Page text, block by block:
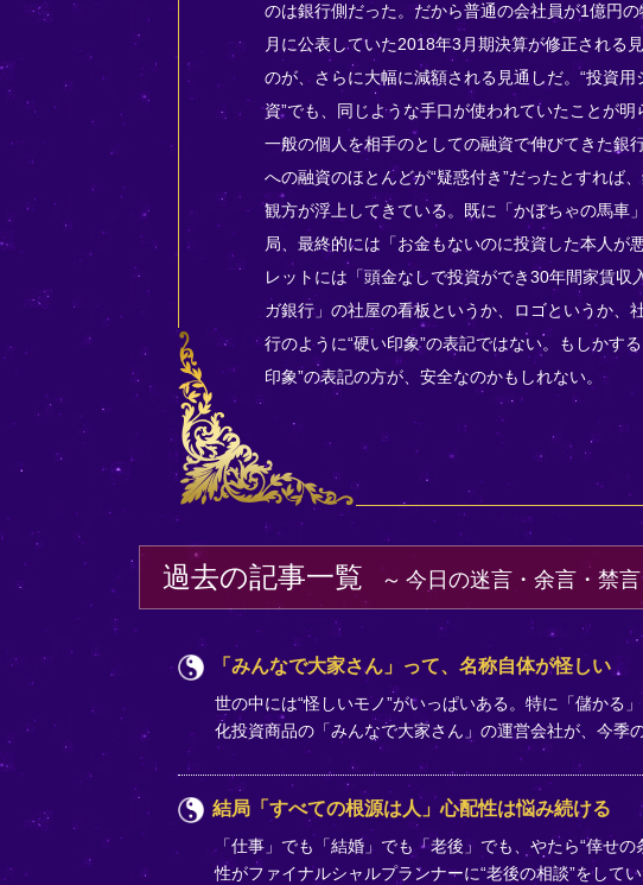
のは銀行側だった。だから普通の会社員が1億円
月に公表していた2018年3月期決算が修正される
のが、さらに大幅に減額される見通しだ。“投資
資”でも、同じような手口が使われていたことが
一般の個人を相手のとしての融資で伸びてきた銀
への融資のほとんどが“疑惑付き”だったとすれば
観方が浮上してきている。既に「かぼちゃの馬車
局、最終的には「お金もないのに投資した本人が
レットには「頭金なしで投資ができ30年間家賃
ガ銀行」の社屋の看板というか、ロゴというか、
行のように“硬い印象”の表記ではない。もしかす
印象”の表記の方が、安全なのかもしれない。
過去の記事一覧 今日の迷言・余言・禁言
「みんなで大家さん」って、名称自体が怪しい
世の中には“怪しいモノ”がいっぱいある。特に「儲かる
化投資商品の「みんなで大家さん」の運営会社が、今季
結局「すべての根源は人」心配性は悩み続ける
「仕事」でも「結婚」でも「老後」でも、やたら“倖せ
性がファイナルシャルプランナーに“老後の相談”をして